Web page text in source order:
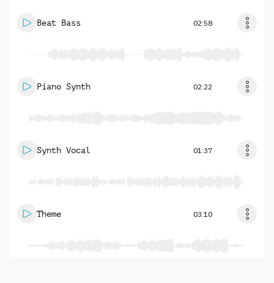
Beat Bass 02:58
Piano Synth 02:22
Synth Vocal 01:37
Theme 03:10